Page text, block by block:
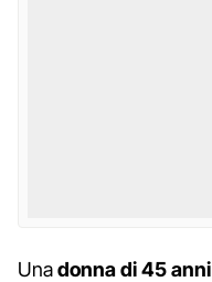
Unadonna di 45 anni